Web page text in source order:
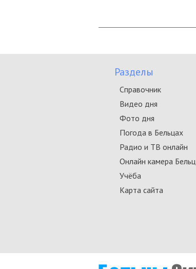
Разделы
Справочник
Видео дня
Фото дня
Погода в Бельцах
Радио и ТВ онлайн
Онлайн камера Бельц
Учёба
Карта сайта